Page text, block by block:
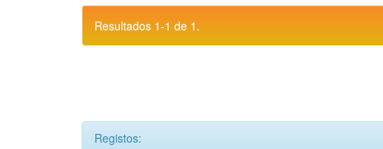
Resultados 1-1 de 1.
Registos: